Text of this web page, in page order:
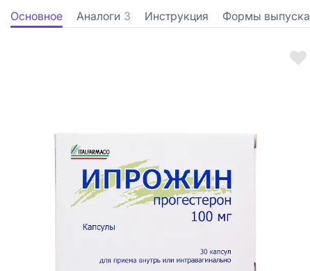
Основное Аналоги 3 Инструкция Формы выпуска